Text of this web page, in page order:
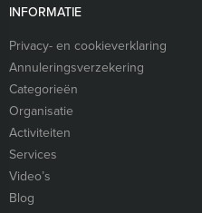
INFORMATIE
Privacy- en cookieverklaring
Annuleringsverzekering
Categorieën
Organisatie
Activiteiten
Services
Video’s
Blog